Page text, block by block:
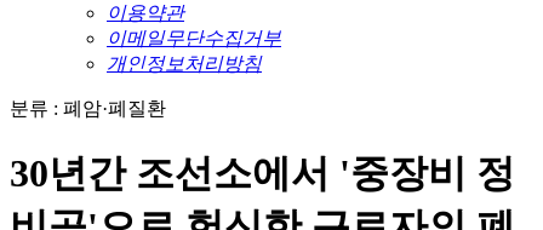
이용약관
이메일무단수집거부
개인정보처리방침
분류 : 폐암·폐질환
30년간 조선소에서 '중장비 정